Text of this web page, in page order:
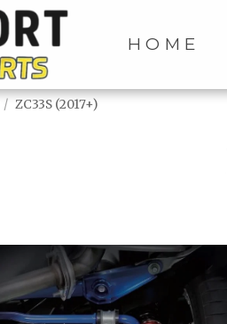
HOME
ZC33S (2017+)